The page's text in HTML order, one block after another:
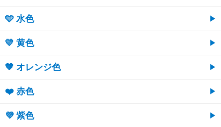
🩵 水色
💛 黄色
🧡 オレンジ色
❤️ 赤色
💜 紫色